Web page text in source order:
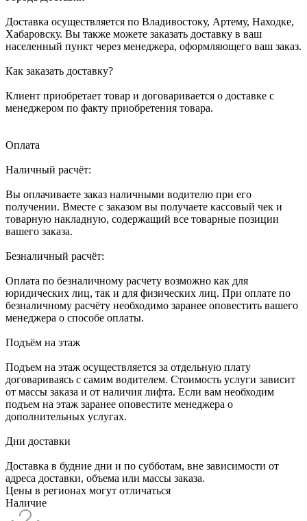
Доставка осуществляется по Владивостоку, Артему, Находке,
Хабаровску. Вы также можете заказать доставку в ваш
населенный пункт через менеджера, оформляющего ваш заказ.
Как заказать доставку?
Клиент приобретает товар и договаривается о доставке с
менеджером по факту приобретения товара.
Оплата
Наличный расчёт:
Вы оплачиваете заказ наличными водителю при его
получении. Вместе с заказом вы получаете кассовый чек и
товарную накладную, содержащий все товарные позиции
вашего заказа.
Безналичный расчёт:
Оплата по безналичному расчету возможно как для
юридических лиц, так и для физических лиц. При оплате по
безналичному расчёту необходимо заранее оповестить вашего
менеджера о способе оплаты.
Подъём на этаж
Подъем на этаж осуществляется за отдельную плату
договариваясь с самим водителем. Стоимость услуги зависит
от массы заказа и от наличия лифта. Если вам необходим
подъем на этаж заранее оповестите менеджера о
дополнительных услугах.
Дни доставки
Доставка в будние дни и по субботам, вне зависимости от
адреса доставки, объема или массы заказа.
Цены в регионах могут отличаться
Наличие